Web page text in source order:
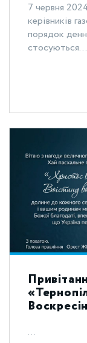
7 червня
керівників
порядок
стосуються...
...